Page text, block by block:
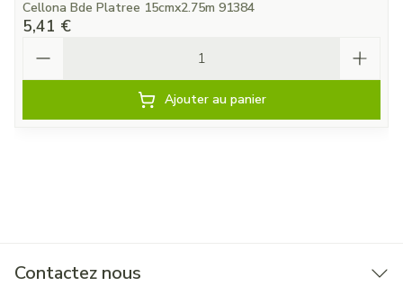
Cellona Bde Platree 15cmx2.75m 91384
5,41 €
Ajouter au panier
Contactez nous